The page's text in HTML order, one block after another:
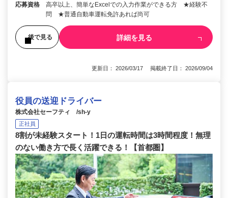
応募資格
高卒以上、簡単なExcelでの入力作業ができる方 ★経験不
問 ★普通自動車運転免許あれば尚可
後で見る 詳細を見る
更新日： 2026/03/17 掲載終了日： 2026/09/04
役員の送迎ドライバー
株式会社セーフティ /sh-y
正社員
8割が未経験スタート！1日の運転時間は3時間程度！無理
のない働き方で長く活躍できる！【首都圏】